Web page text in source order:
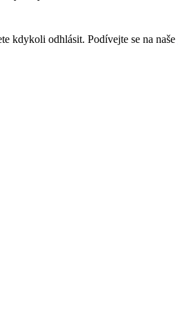
kdykoli odhlásit. Podívejte se na naše